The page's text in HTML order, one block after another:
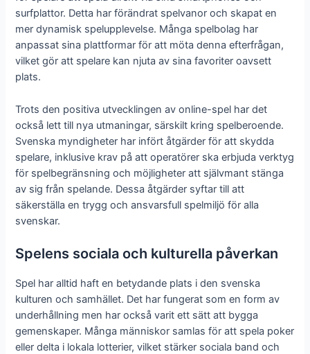
surfplattor. Detta har förändrat spelvanor och skapat en
mer dynamisk spelupplevelse. Många spelbolag har
anpassat sina plattformar för att möta denna efterfrågan,
vilket gör att spelare kan njuta av sina favoriter oavsett
plats.
Trots den positiva utvecklingen av online-spel har det
också lett till nya utmaningar, särskilt kring spelberoende.
Svenska myndigheter har infört åtgärder för att skydda
spelare, inklusive krav på att operatörer ska erbjuda verktyg
för spelbegränsning och möjligheter att självmant stänga
av sig från spelande. Dessa åtgärder syftar till att
säkerställa en trygg och ansvarsfull spelmiljö för alla
svenskar.
Spelens sociala och kulturella påverkan
Spel har alltid haft en betydande plats i den svenska
kulturen och samhället. Det har fungerat som en form av
underhållning men har också varit ett sätt att bygga
gemenskaper. Många människor samlas för att spela poker
eller delta i lokala lotterier, vilket stärker sociala band och